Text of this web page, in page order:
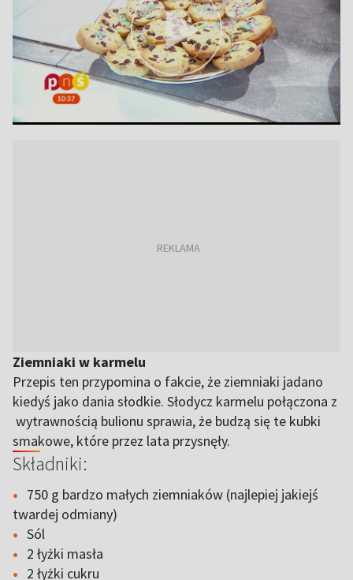
Ziemniaki w karmelu
Przepis ten przypomina o fakcie, że ziemniaki jadano
kiedyś jako dania słodkie. Słodycz karmelu połączona z
wytrawnością bulionu sprawia, że budzą się te kubki
smakowe, które przez lata przysnęły.
Składniki:
750 g bardzo małych ziemniaków (najlepiej jakiejś
twardej odmiany)
Sól
2 łyżki masła
2 łyżki cukru